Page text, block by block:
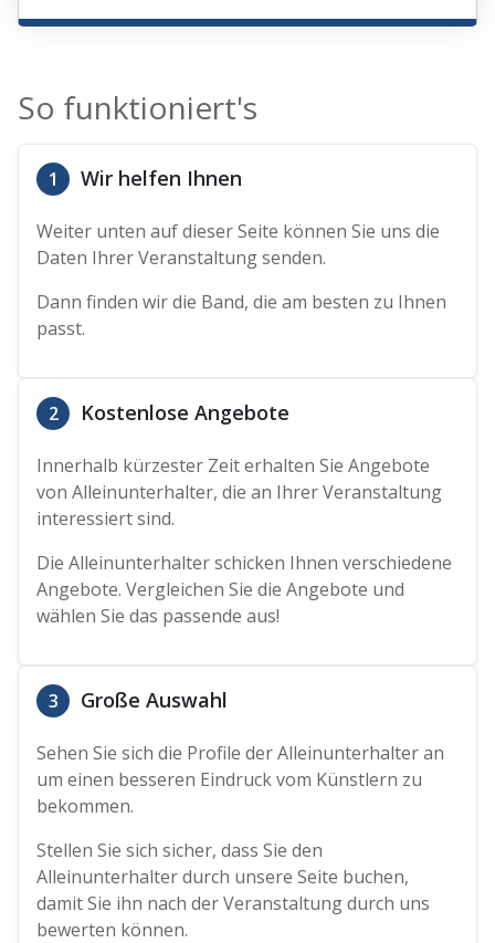
So funktioniert's
1 Wir helfen Ihnen
Weiter unten auf dieser Seite können Sie uns die
Daten Ihrer Veranstaltung senden.
Dann finden wir die Band, die am besten zu Ihnen
passt.
2 Kostenlose Angebote
Innerhalb kürzester Zeit erhalten Sie Angebote
von Alleinunterhalter, die an Ihrer Veranstaltung
interessiert sind.
Die Alleinunterhalter schicken Ihnen verschiedene
Angebote. Vergleichen Sie die Angebote und
wählen Sie das passende aus!
3 Große Auswahl
Sehen Sie sich die Profile der Alleinunterhalter an
um einen besseren Eindruck vom Künstlern zu
bekommen.
Stellen Sie sich sicher, dass Sie den
Alleinunterhalter durch unsere Seite buchen,
damit Sie ihn nach der Veranstaltung durch uns
bewerten können.